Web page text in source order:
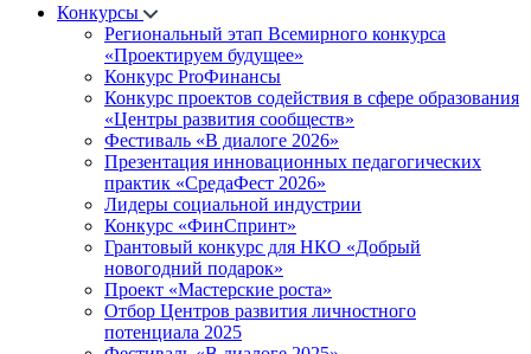
Конкурсы
Региональный этап Всемирного конкурса
«Проектируем будущее»
Конкурс ProФинансы
Конкурс проектов содействия в сфере образования
«Центры развития сообществ»
Фестиваль «В диалоге 2026»
Презентация инновационных педагогических
практик «СредаФест 2026»
Лидеры социальной индустрии
Конкурс «ФинСпринт»
Грантовый конкурс для НКО «Добрый
новогодний подарок»
Проект «Мастерские роста»
Отбор Центров развития личностного
потенциала 2025